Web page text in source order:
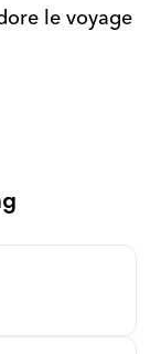
le voyage